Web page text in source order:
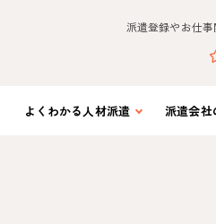
派遣登録やお仕事
よくわかる 人材派遣 派遣会社